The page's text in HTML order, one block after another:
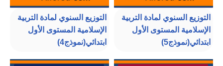
التوزيع السنوي لمادة التربية
الإسلامية المستوى الأول
ابتدائي(نموذج5)
التوزيع السنوي لمادة التربية
الإسلامية المستوى الأول
ابتدائي(نموذج4)